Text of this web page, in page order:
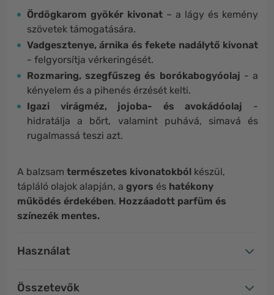
Ördögkarom gyökér kivonat – a lágy és kemény
szövetek támogatására.
Vadgesztenye, árnika és fekete nadálytő kivonat
- felgyorsítja vérkeringését.
Rozmaring, szegfűszeg és borókabogyóolaj - a
kényelem és a pihenés érzését kelti.
Igazi virágméz, jojoba- és avokádóolaj -
hidratálja a bőrt, valamint puhává, simavá és
rugalmassá teszi azt.
A balzsam természetes kivonatokból készül,
tápláló olajok alapján, a gyors és hatékony
működés érdekében. Hozzáadott parfüm és
színezék mentes.
Használat
Összetevők